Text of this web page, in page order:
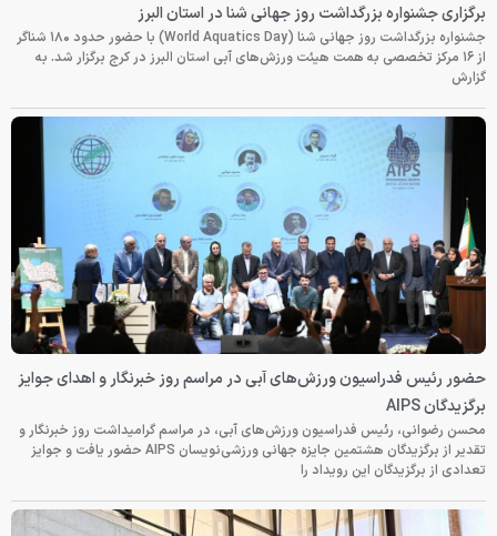
برگزاری جشنواره بزرگداشت روز جهانی شنا در استان البرز
جشنواره بزرگداشت روز جهانی شنا (World Aquatics Day) با حضور حدود ۱۸۰ شناگر
از ۱۶ مرکز تخصصی به همت هیئت ورزش‌های آبی استان البرز در کرج برگزار شد. به
گزارش
حضور رئیس فدراسیون ورزش‌های آبی در مراسم روز خبرنگار و اهدای جوایز
برگزیدگان AIPS
محسن رضوانی، رئیس فدراسیون ورزش‌های آبی، در مراسم گرامیداشت روز خبرنگار و
تقدیر از برگزیدگان هشتمین جایزه جهانی ورزشی‌نویسان AIPS حضور یافت و جوایز
تعدادی از برگزیدگان این رویداد را